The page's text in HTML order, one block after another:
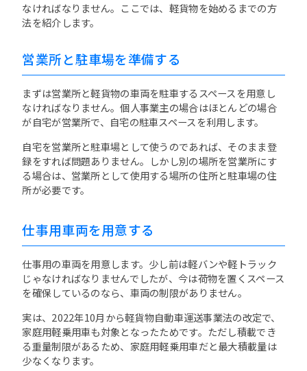
なければなりません。ここでは、軽貨物を始めるまでの方
法を紹介します。
営業所と駐車場を準備する
まずは営業所と軽貨物の車両を駐車するスペースを用意し
なければなりません。個人事業主の場合はほとんどの場合
が自宅が営業所で、自宅の駐車スペースを利用します。
自宅を営業所と駐車場として使うのであれば、そのまま登
録をすれば問題ありません。しかし別の場所を営業所にす
る場合は、営業所として使用する場所の住所と駐車場の住
所が必要です。
仕事用車両を用意する
仕事用の車両を用意します。少し前は軽バンや軽トラック
じゃなければなりませんでしたが、今は荷物を置くスペース
を確保しているのなら、車両の制限がありません。
実は、2022年10月から軽貨物自動車運送事業法の改定で、
家庭用軽乗用車も対象となったためです。ただし積載でき
る重量制限があるため、家庭用軽乗用車だと最大積載量は
少なくなります。